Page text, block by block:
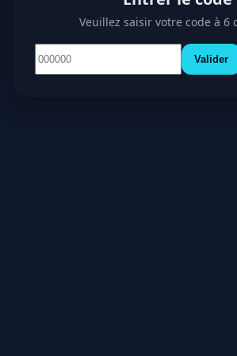
Veuillez saisir votre code à 6
Valider